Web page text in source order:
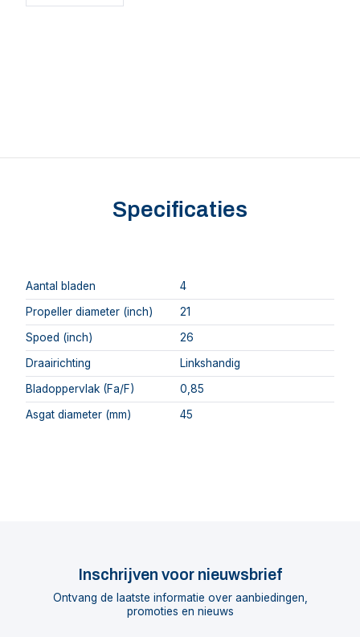
Specificaties
Aantal bladen
4
Propeller diameter (inch)
21
Spoed (inch)
26
Draairichting
Linkshandig
Bladoppervlak (Fa/F)
0,85
Asgat diameter (mm)
45
Inschrijven voor nieuwsbrief
Ontvang de laatste informatie over aanbiedingen,
promoties en nieuws